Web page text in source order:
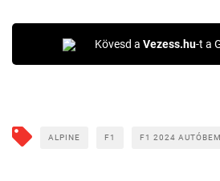
Kövesd a Vezess.hu-t a
ALPINE F1 F1 2024